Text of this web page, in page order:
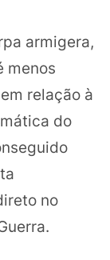
armigera,
menos
relação à
do
no